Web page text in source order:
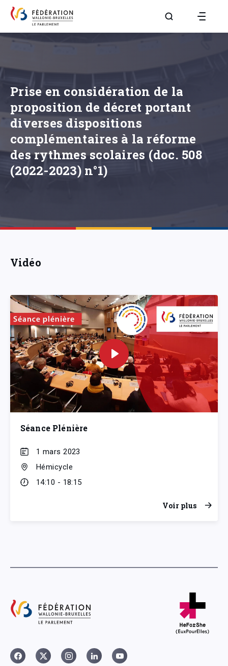
Aller à la page
Prise en considération de la
proposition de décret portant
diverses dispositions
complémentaires à la réforme
des rythmes scolaires (doc. 508
(2022-2023) n°1)
Vidéo
Séance Plénière
1 mars 2023
Hémicycle
14:10 - 18:15
Voir plus